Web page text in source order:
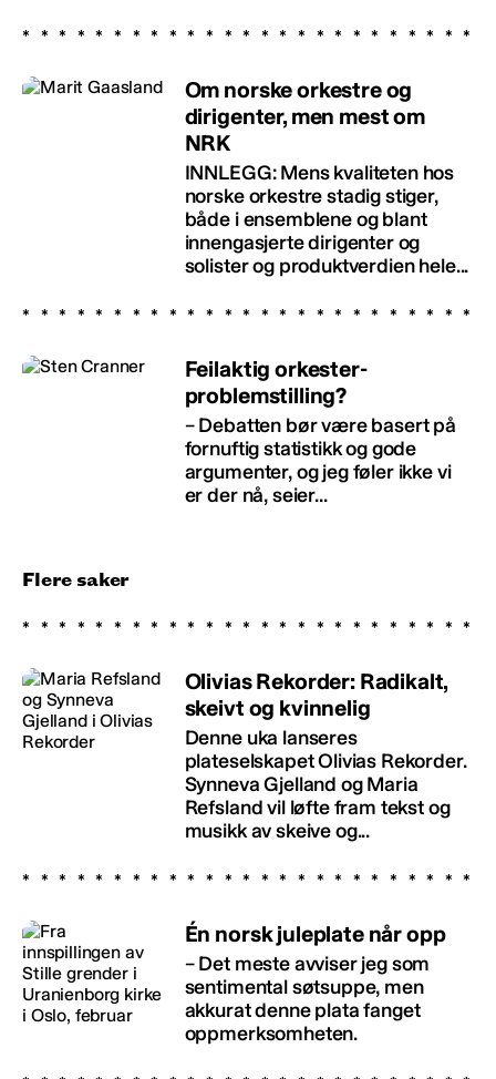
Om norske orkestre og
dirigenter, men mest om
NRK
INNLEGG: Mens kvaliteten hos
norske orkestre stadig stiger,
både i ensemblene og blant
innengasjerte dirigenter og
solister og produktverdien hele...
Feilaktig orkester-
problemstilling?
– Debatten bør være basert på
fornuftig statistikk og gode
argumenter, og jeg føler ikke vi
er der nå, seier...
Flere saker
Olivias Rekorder: Radikalt,
skeivt og kvinnelig
Denne uka lanseres
plateselskapet Olivias Rekorder.
Synneva Gjelland og Maria
Refsland vil løfte fram tekst og
musikk av skeive og...
Én norsk juleplate når opp
– Det meste avviser jeg som
sentimental søtsuppe, men
akkurat denne plata fanget
oppmerksomheten.